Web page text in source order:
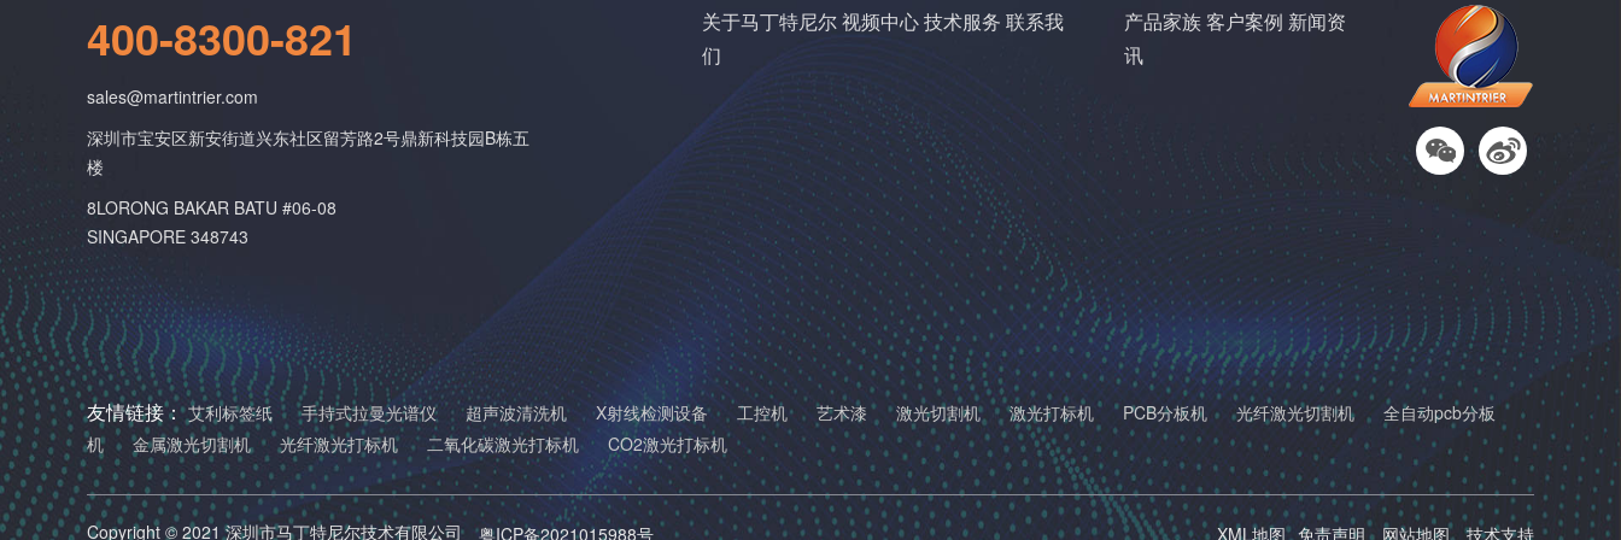
400-8300-821
sales@martintrier.com
深圳市宝安区新安街道兴东社区留芳路2号鼎新科技园B栋五
楼
8LORONG BAKAR BATU #06-08
SINGAPORE 348743
关于马丁特尼尔视频中心技术服务 联系我
们
产品家族客户案例 新闻资
讯
友情链接： 艾利标签纸 手持式拉曼光谱仪 超声波清洗机 X射线检测设备 工控机 艺术漆 激光切割机 激光打标机 PCB分板机 光纤激光切割机
全自动pcb分板
机
金属激光切割机 光纤激光打标机 二氧化碳激光打标机 CO2激光打标机
Copyright © 2021 深圳市马丁特尼尔技术有限公司 粤ICP备2021015988号 XML地图 免责声明 网站地图 技术支持